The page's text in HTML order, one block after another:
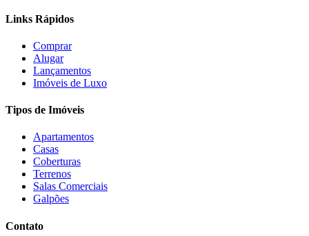
Links Rápidos
Comprar
Alugar
Lançamentos
Imóveis de Luxo
Tipos de Imóveis
Apartamentos
Casas
Coberturas
Terrenos
Salas Comerciais
Galpões
Contato